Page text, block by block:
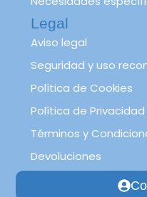
Legal
Aviso legal
Seguridad y uso
Política de Cookies
Política de Privacidad
Términos y
Devoluciones